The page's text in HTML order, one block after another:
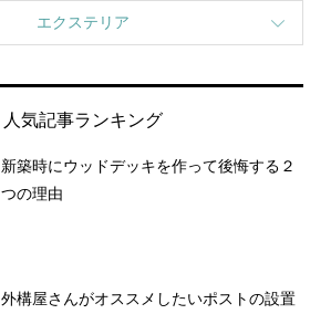
エクステリア
人気記事ランキング
新築時にウッドデッキを作って後悔する２
つの理由
外構屋さんがオススメしたいポストの設置